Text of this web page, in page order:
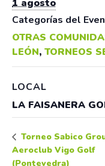
1 agosto
Categorías del
OTRAS
LEÓN, TORNEOS
LOCAL
LA FAISANERA
Torneo Sabico
Aeroclub Vigo Golf
(Pontevedra)